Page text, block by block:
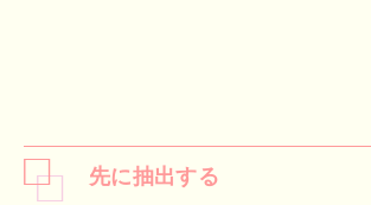
先に抽出する